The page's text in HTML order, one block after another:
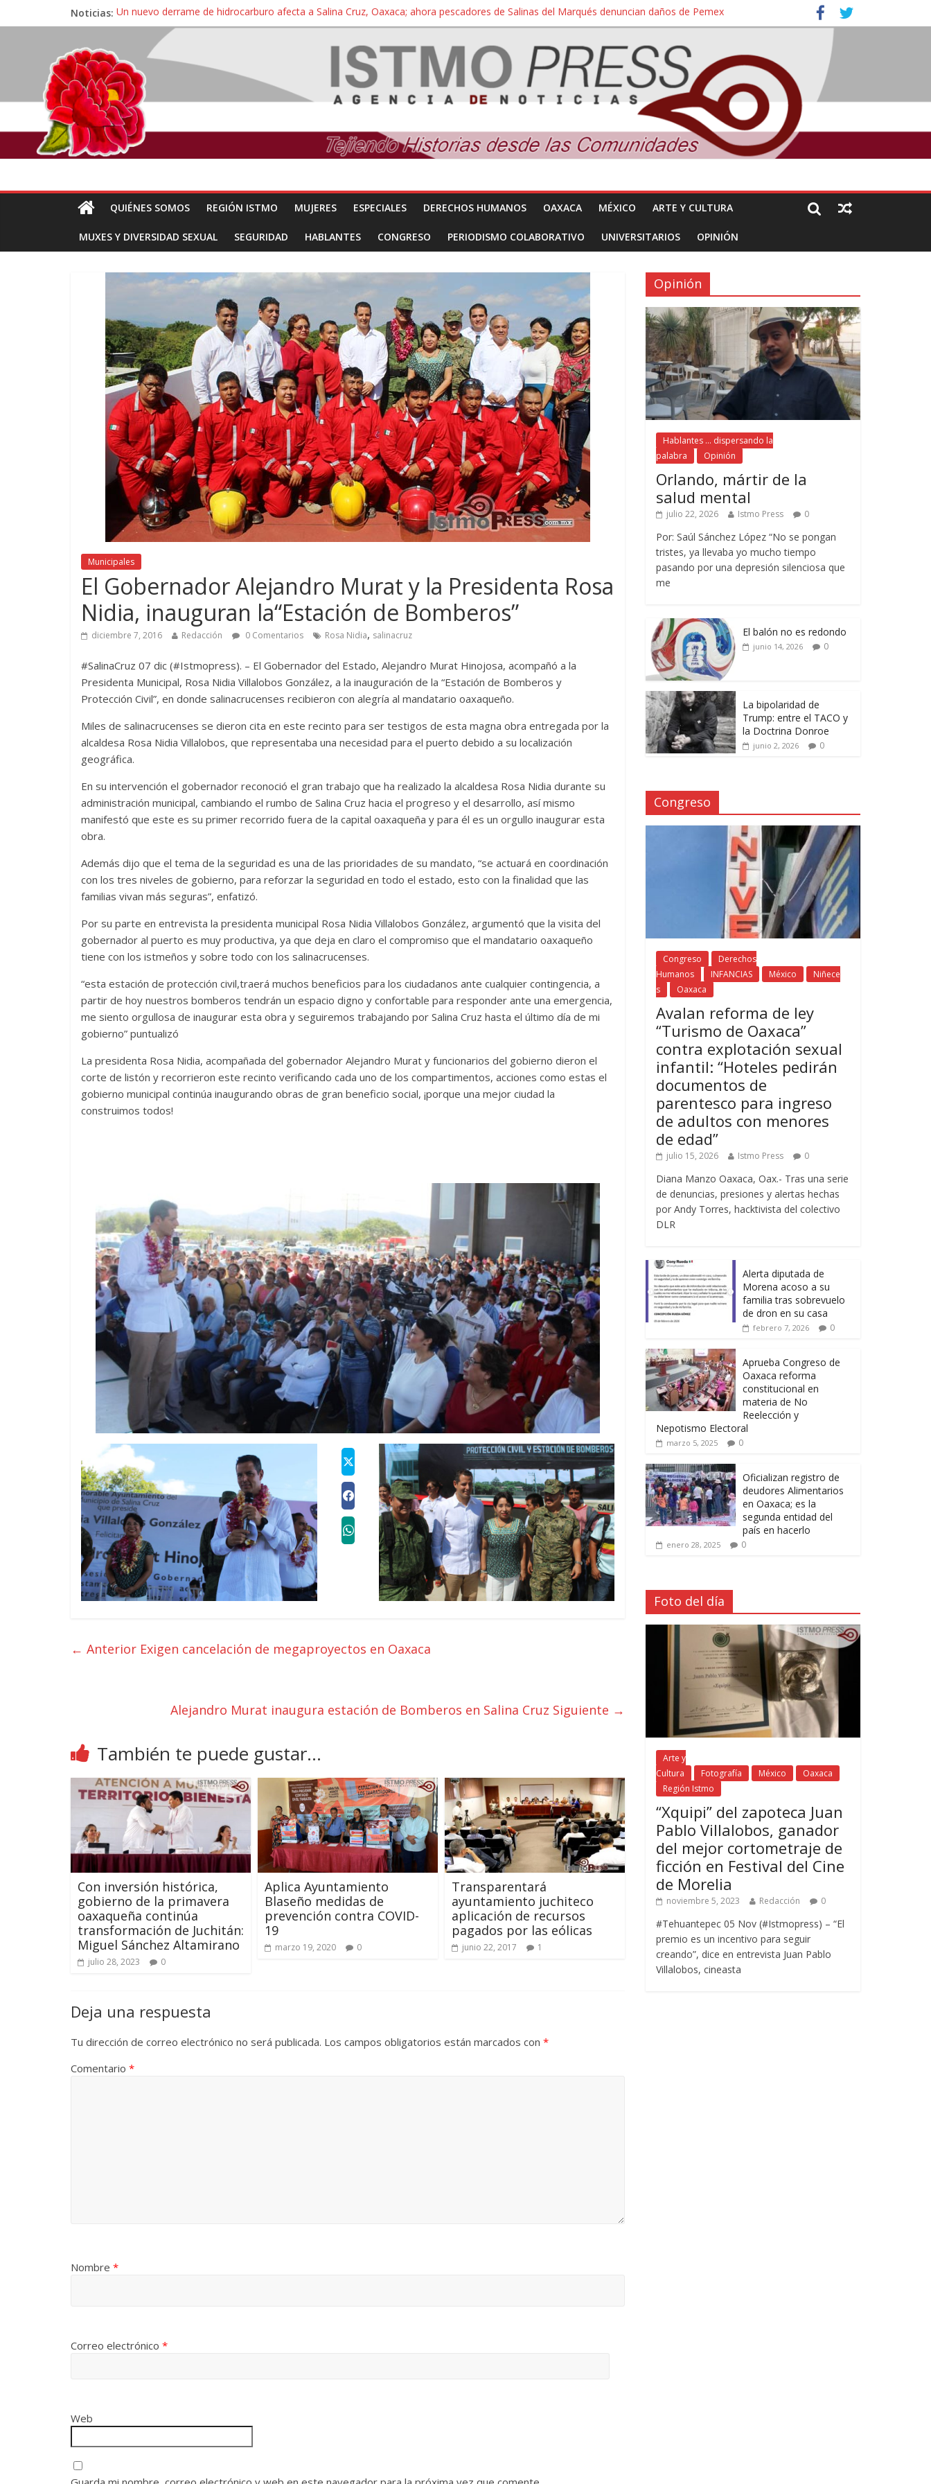
Noticias: Un nuevo derrame de hidrocarburo afecta a Salina Cruz, Oaxaca; ahora pescadores de Salinas del Marqués denuncian daños de Pemex
Ángel, el joven autista expulsado por la Universidad Bienestar de Ixtepec, Oaxaca vuelve a las aulas tras amparo
Familiares de periodista Alejandro Leyva se reúnen con titular de la SEGOB y exigen detener a los autores materiales e intelectuales de su asesinato
Alertan pescadores de Juchitán, Oaxaca de nuevo despojo de su territorio para construir un parque eólico
Pescadores y comuneros ikoots detienen la extracción ilegal de material pétreo de gravera Oyamel
QUIÉNES SOMOS REGIÓN ISTMO MUJERES ESPECIALES DERECHOS HUMANOS OAXACA MÉXICO ARTE Y CULTURA
MUXES Y DIVERSIDAD SEXUAL SEGURIDAD HABLANTES CONGRESO PERIODISMO COLABORATIVO UNIVERSITARIOS OPINIÓN
Municipales
El Gobernador Alejandro Murat y la Presidenta Rosa
Nidia, inauguran la“Estación de Bomberos”
diciembre 7, 2016 Redacción 0 Comentarios Rosa Nidia, salinacruz
#SalinaCruz 07 dic (#Istmopress). – El Gobernador del Estado, Alejandro Murat Hinojosa, acompañó a la
Presidenta Municipal, Rosa Nidia Villalobos González, a la inauguración de la “Estación de Bomberos y
Protección Civil”, en donde salinacrucenses recibieron con alegría al mandatario oaxaqueño.
Miles de salinacrucenses se dieron cita en este recinto para ser testigos de esta magna obra entregada por la
alcaldesa Rosa Nidia Villalobos, que representaba una necesidad para el puerto debido a su localización
geográfica.
En su intervención el gobernador reconoció el gran trabajo que ha realizado la alcaldesa Rosa Nidia durante su
administración municipal, cambiando el rumbo de Salina Cruz hacia el progreso y el desarrollo, así mismo
manifestó que este es su primer recorrido fuera de la capital oaxaqueña y para él es un orgullo inaugurar esta
obra.
Además dijo que el tema de la seguridad es una de las prioridades de su mandato, “se actuará en coordinación
con los tres niveles de gobierno, para reforzar la seguridad en todo el estado, esto con la finalidad que las
familias vivan más seguras”, enfatizó.
Por su parte en entrevista la presidenta municipal Rosa Nidia Villalobos González, argumentó que la visita del
gobernador al puerto es muy productiva, ya que deja en claro el compromiso que el mandatario oaxaqueño
tiene con los istmeños y sobre todo con los salinacrucenses.
“esta estación de protección civil,traerá muchos beneficios para los ciudadanos ante cualquier contingencia, a
partir de hoy nuestros bomberos tendrán un espacio digno y confortable para responder ante una emergencia,
me siento orgullosa de inaugurar esta obra y seguiremos trabajando por Salina Cruz hasta el último día de mi
gobierno” puntualizó
La presidenta Rosa Nidia, acompañada del gobernador Alejandro Murat y funcionarios del gobierno dieron el
corte de listón y recorrieron este recinto verificando cada uno de los compartimentos, acciones como estas el
gobierno municipal continúa inaugurando obras de gran beneficio social, ¡porque una mejor ciudad la
construimos todos!
← Anterior Exigen cancelación de megaproyectos en Oaxaca
Alejandro Murat inaugura estación de Bomberos en Salina Cruz Siguiente →
También te puede gustar...
Con inversión histórica,
gobierno de la primavera
oaxaqueña continúa
transformación de Juchitán:
Miguel Sánchez Altamirano
julio 28, 2023 0
Aplica Ayuntamiento
Blaseño medidas de
prevención contra COVID-
19
marzo 19, 2020 0
Transparentará
ayuntamiento juchiteco
aplicación de recursos
pagados por las eólicas
junio 22, 2017 1
Deja una respuesta
Tu dirección de correo electrónico no será publicada. Los campos obligatorios están marcados con *
Comentario *
Nombre *
Correo electrónico *
Web
Opinión
Hablantes ... dispersando la
palabra
Opinión
Orlando, mártir de la
salud mental
julio 22, 2026 Istmo Press 0
Por: Saúl Sánchez López “No se pongan
tristes, ya llevaba yo mucho tiempo
pasando por una depresión silenciosa que
me
El balón no es redondo
junio 14, 2026 0
La bipolaridad de
Trump: entre el TACO y
la Doctrina Donroe
junio 2, 2026 0
Congreso
Congreso
Derechos
Humanos
INFANCIAS México
Niñece
s
Oaxaca
Avalan reforma de ley
“Turismo de Oaxaca”
contra explotación sexual
infantil: “Hoteles pedirán
documentos de
parentesco para ingreso
de adultos con menores
de edad”
julio 15, 2026 Istmo Press 0
Diana Manzo Oaxaca, Oax.- Tras una serie
de denuncias, presiones y alertas hechas
por Andy Torres, hacktivista del colectivo
DLR
Alerta diputada de
Morena acoso a su
familia tras sobrevuelo
de dron en su casa
febrero 7, 2026 0
Aprueba Congreso de
Oaxaca reforma
constitucional en
materia de No
Reelección y
Nepotismo Electoral
marzo 5, 2025 0
Oficializan registro de
deudores Alimentarios
en Oaxaca; es la
segunda entidad del
país en hacerlo
enero 28, 2025 0
Foto del día
Arte y
Cultura
Fotografía México
Oaxaca
Región Istmo
“Xquipi” del zapoteca Juan
Pablo Villalobos, ganador
del mejor cortometraje de
ficción en Festival del Cine
de Morelia
noviembre 5, 2023 Redacción 0
#Tehuantepec 05 Nov (#Istmopress) – “El
premio es un incentivo para seguir
creando”, dice en entrevista Juan Pablo
Villalobos, cineasta